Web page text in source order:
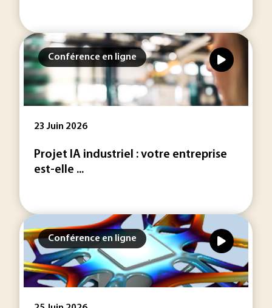
Conférence en ligne
23 Juin 2026
Projet IA industriel : votre entreprise
est-elle ...
Conférence en ligne